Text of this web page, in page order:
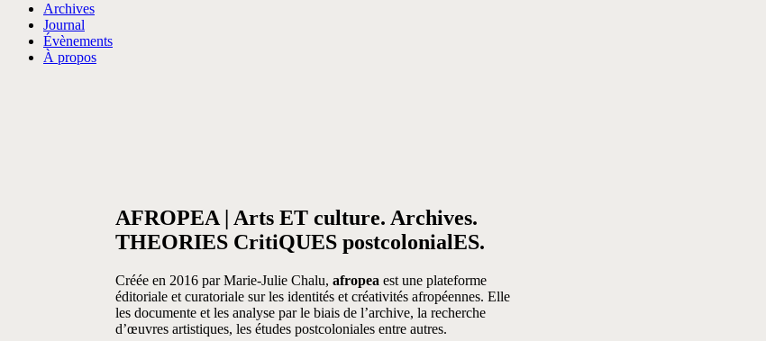
Archives
Journal
Évènements
À propos
AFROPEA | Arts ET culture. Archives.
THEORIES CritiQUES postcolonialES.
Créée en 2016 par Marie-Julie Chalu, afropea est une plateforme
éditoriale et curatoriale sur les identités et créativités afropéennes. Elle
les documente et les analyse par le biais de l’archive, la recherche
d’œuvres artistiques, les études postcoloniales entre autres.